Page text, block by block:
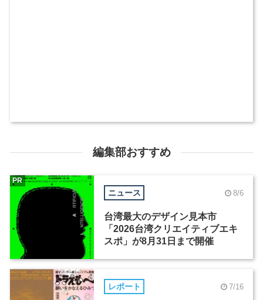
編集部おすすめ
ニュース 8/6
台湾最大のデザイン見本市
「2026台湾クリエイティブエキ
スポ」が8月31日まで開催
PR
レポート 7/16